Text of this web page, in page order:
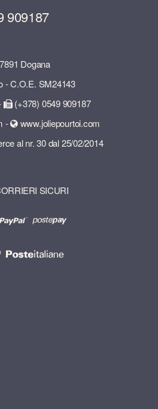
909187
Dogana
- C.O.E. SM24143
(+378) 0549 909187
-
www.joliepourtoi.com
al nr. 30 dal 25/02/2014
SICURI